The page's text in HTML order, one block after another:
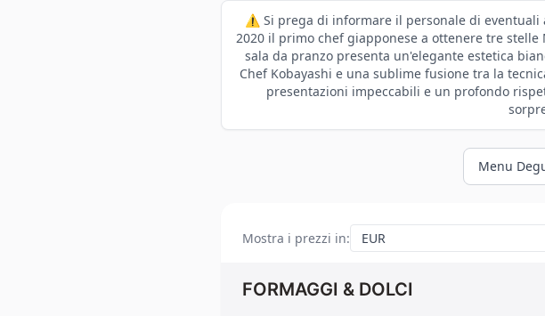
⚠️ Si prega di informare il personale di eventuali
2020 il primo chef giapponese a ottenere tre
sala da pranzo presenta un'elegante estetica
Chef Kobayashi e una sublime fusione tra la
presentazioni impeccabili e un profondo
Menu
Mostra i prezzi in:
FORMAGGI & DOLCI